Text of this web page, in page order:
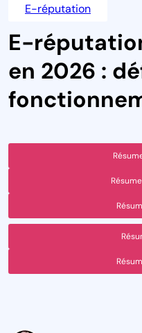
E-réputation
E-
en 2026 :